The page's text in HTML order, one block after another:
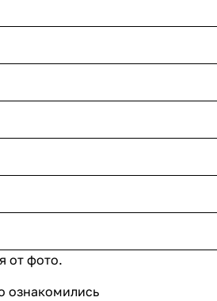
от фото.
ознакомились